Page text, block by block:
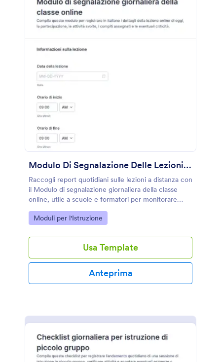
Modulo Di Segnalazione Delle Lezioni Online Quotidiane 📚
Raccogli report quotidiani sulle lezioni a distanza con
il Modulo di segnalazione giornaliera della classe
online, utile a scuole e formatori per monitorare
svolgimento, partecipazione e criticità in modo
ordinato con Jotform.
Go to Category:
Moduli per l'Istruzione
Usa Template
Anteprima